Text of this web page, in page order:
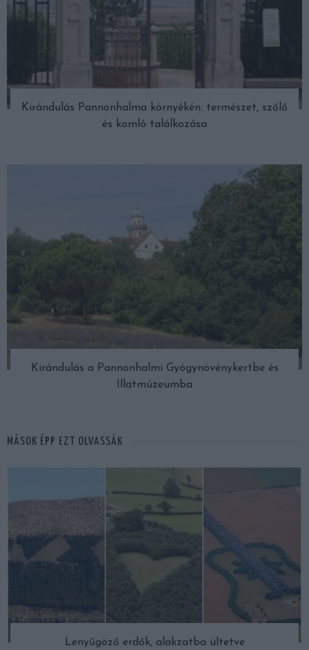
Kirándulás Pannonhalma környékén: természet, szőlő
és komló találkozása
Kirándulás a Pannonhalmi Gyógynövénykertbe és
Illatmúzeumba
MÁSOK ÉPP EZT OLVASSÁK
Lenyűgöző erdők, alakzatba ültetve